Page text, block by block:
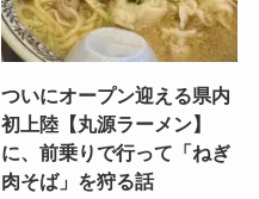
ついにオープン迎える県内
初上陸【丸源ラーメン】
に、前乗りで行って「ねぎ
肉そば」を狩る話